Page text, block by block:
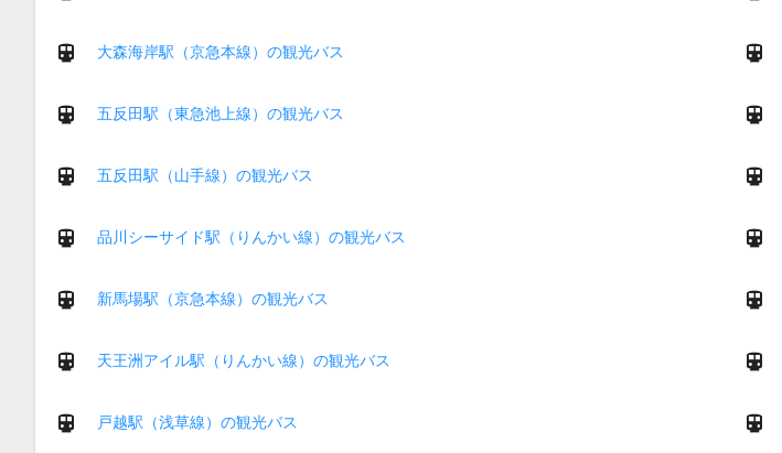
大森海岸駅（京急本線）の観光バス
五反田駅（東急池上線）の観光バス
五反田駅（山手線）の観光バス
品川シーサイド駅（りんかい線）の観光バス
新馬場駅（京急本線）の観光バス
天王洲アイル駅（りんかい線）の観光バス
戸越駅（浅草線）の観光バス